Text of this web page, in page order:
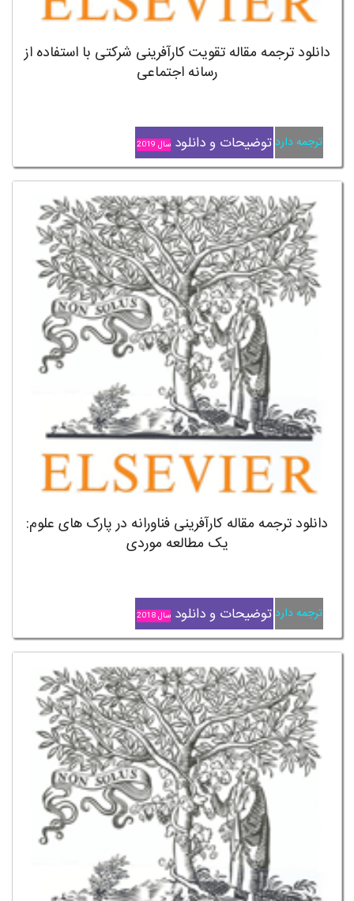
دانلود ترجمه مقاله تقویت کارآفرینی شرکتی با استفاده از
رسانه اجتماعی
ترجمه دارد توضیحات و دانلود سال 2019
دانلود ترجمه مقاله کارآفرینی فناورانه در پارک های علوم:
یک مطالعه موردی
ترجمه دارد توضیحات و دانلود سال 2018